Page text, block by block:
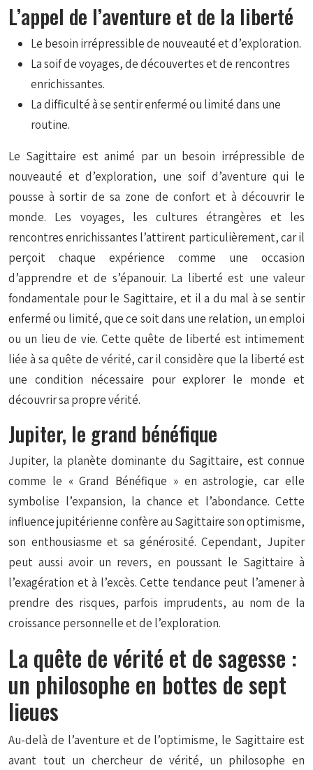
L’appel de l’aventure et de la liberté
Le besoin irrépressible de nouveauté et d’exploration.
La soif de voyages, de découvertes et de rencontres
enrichissantes.
La difficulté à se sentir enfermé ou limité dans une
routine.
Le Sagittaire est animé par un besoin irrépressible de
nouveauté et d’exploration, une soif d’aventure qui le
pousse à sortir de sa zone de confort et à découvrir le
monde. Les voyages, les cultures étrangères et les
rencontres enrichissantes l’attirent particulièrement, car il
perçoit chaque expérience comme une occasion
d’apprendre et de s’épanouir. La liberté est une valeur
fondamentale pour le Sagittaire, et il a du mal à se sentir
enfermé ou limité, que ce soit dans une relation, un emploi
ou un lieu de vie. Cette quête de liberté est intimement
liée à sa quête de vérité, car il considère que la liberté est
une condition nécessaire pour explorer le monde et
découvrir sa propre vérité.
Jupiter, le grand bénéfique
Jupiter, la planète dominante du Sagittaire, est connue
comme le « Grand Bénéfique » en astrologie, car elle
symbolise l’expansion, la chance et l’abondance. Cette
influence jupitérienne confère au Sagittaire son optimisme,
son enthousiasme et sa générosité. Cependant, Jupiter
peut aussi avoir un revers, en poussant le Sagittaire à
l’exagération et à l’excès. Cette tendance peut l’amener à
prendre des risques, parfois imprudents, au nom de la
croissance personnelle et de l’exploration.
La quête de vérité et de sagesse :
un philosophe en bottes de sept
lieues
Au-delà de l’aventure et de l’optimisme, le Sagittaire est
avant tout un chercheur de vérité, un philosophe en